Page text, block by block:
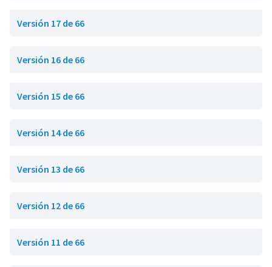
Versión 17 de 66
Versión 16 de 66
Versión 15 de 66
Versión 14 de 66
Versión 13 de 66
Versión 12 de 66
Versión 11 de 66